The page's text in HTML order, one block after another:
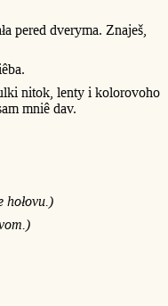
pered dveryma. Znaješ,
nitok, lenty i kolorovoho
mniê dav.
hołovu.)